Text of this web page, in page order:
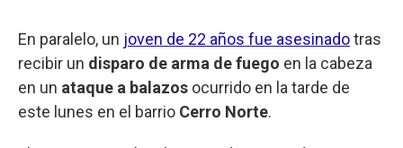
En paralelo, un joven de 22 años fue asesinadotras
recibir un disparo de arma de fuego en la cabeza
en un ataque a balazos ocurrido en la tarde de
este lunes en el barrio Cerro Norte.